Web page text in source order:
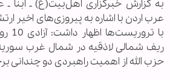
به گزارش خبرگزاری اهل‌بیت(ع) ـ ابنا
عرب اردن با اشاره به پیروزی‌های اخیر
با
ریف شمالی لاذقیه در شمال غرب
حزب الله از اهمیت راهبردی دو چندانی